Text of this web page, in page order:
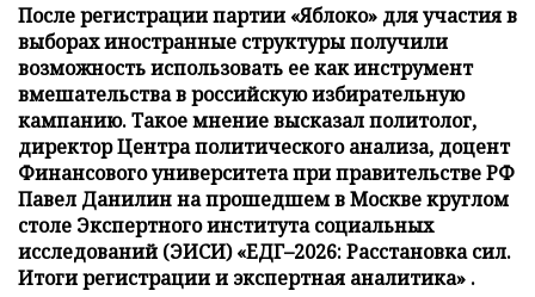
После регистрации партии «Яблоко» для участия в
выборах иностранные структуры получили
возможность использовать ее как инструмент
вмешательства в российскую избирательную
кампанию. Такое мнение высказал политолог,
директор Центра политического анализа, доцент
Финансового университета при правительстве РФ
Павел Данилин на прошедшем в Москве круглом
столе Экспертного института социальных
исследований (ЭИСИ) «ЕДГ–2026: Расстановка сил.
Итоги регистрации и экспертная аналитика» .